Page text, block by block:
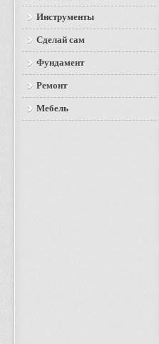
Инструменты
Сделай сам
Фундамент
Ремонт
Мебель